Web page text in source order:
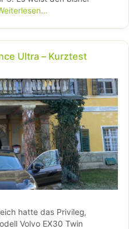
Ultra – Kurztest
hatte das Privileg,
Volvo EX30 Twin